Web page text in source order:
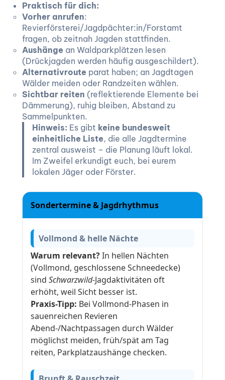
Praktisch für dich:
Vorher anrufen:
Revierförsterei/Jagdpächter:in/Forstamt
fragen, ob zeitnah Jagden stattfinden.
Aushänge an Waldparkplätzen lesen
(Drückjagden werden häufig ausgeschildert).
Alternativroute parat haben; an Jagdtagen
Wälder meiden oder Randzeiten wählen.
Sichtbar reiten (reflektierende Elemente bei
Dämmerung), ruhig bleiben, Abstand zu
Sammelpunkten.
Hinweis: Es gibt keine bundesweit
einheitliche Liste, die alle Jagdtermine
zentral ausweist – die Planung läuft lokal.
Im Zweifel erkundigt euch, bei eurem
lokalen Jäger oder Förster.
Sondertermine & Jagdrhythmus
Vollmond & helle Nächte
Warum relevant?In hellen Nächten
(Vollmond, geschlossene Schneedecke)
sind Schwarzwild-Jagdaktivitäten oft
erhöht, weil Sicht besser ist.
Praxis-Tipp: Bei Vollmond-Phasen in
sauenreichen Revieren
Abend-/Nachtpassagen durch Wälder
möglichst meiden, früh/spät am Tag
reiten, Parkplatzaushänge checken.